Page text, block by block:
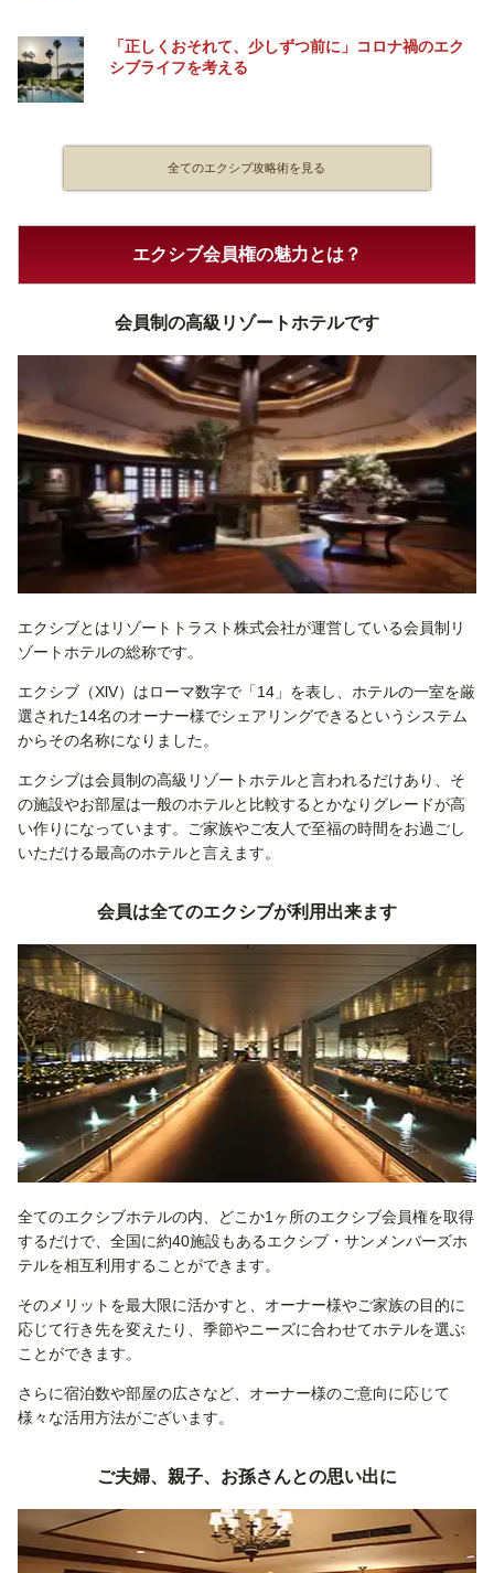
「正しくおそれて、少しずつ前に」コロナ禍のエク
シブライフを考える
全てのエクシブ攻略術を見る
エクシブ会員権の魅力とは？
会員制の高級リゾートホテルです
エクシブとはリゾートトラスト株式会社が運営している会員制リ
ゾートホテルの総称です。
エクシブ（XlV）はローマ数字で「14」を表し、ホテルの一室を厳
選された14名のオーナー様でシェアリングできるというシステム
からその名称になりました。
エクシブは会員制の高級リゾートホテルと言われるだけあり、そ
の施設やお部屋は一般のホテルと比較するとかなりグレードが高
い作りになっています。ご家族やご友人で至福の時間をお過ごし
いただける最高のホテルと言えます。
会員は全てのエクシブが利用出来ます
全てのエクシブホテルの内、どこか1ヶ所のエクシブ会員権を取得
するだけで、全国に約40施設もあるエクシブ・サンメンバーズホ
テルを相互利用することができます。
そのメリットを最大限に活かすと、オーナー様やご家族の目的に
応じて行き先を変えたり、季節やニーズに合わせてホテルを選ぶ
ことができます。
さらに宿泊数や部屋の広さなど、オーナー様のご意向に応じて
様々な活用方法がございます。
ご夫婦、親子、お孫さんとの思い出に